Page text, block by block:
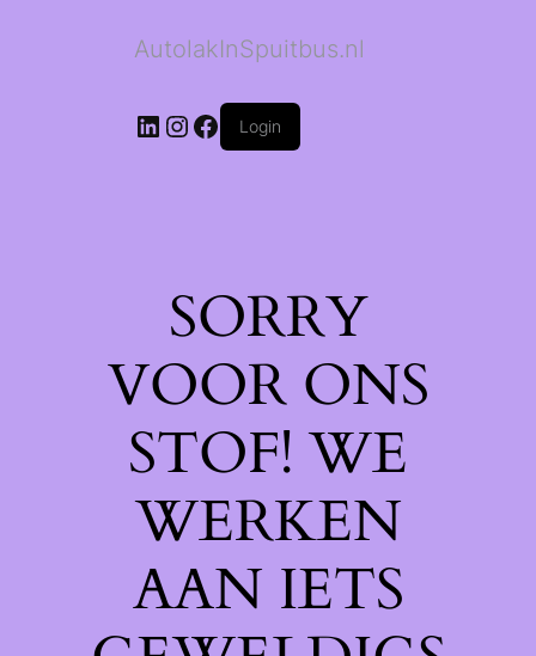
AutolakInSpuitbus.nl
LinkedIn
Instagram
Facebook
Login
SORRY
VOOR ONS
STOF! WE
WERKEN
AAN IETS